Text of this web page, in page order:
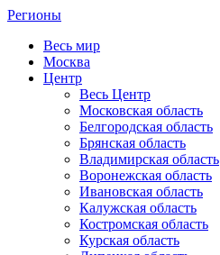
Регионы
Весь мир
Москва
Центр
Весь Центр
Московская область
Белгородская область
Брянская область
Владимирская область
Воронежская область
Ивановская область
Калужская область
Костромская область
Курская область